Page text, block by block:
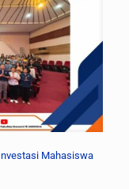
Mahasiswa